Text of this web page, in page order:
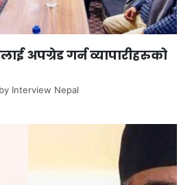
अपग्रेड गर्न व्यापारीहरुको
by Interview Nepal